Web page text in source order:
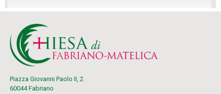
Piazza Giovanni Paolo II, 2
60044 Fabriano